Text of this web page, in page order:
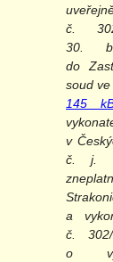
č.
30.
do
soud
145
v
č. j.
a
č.
o